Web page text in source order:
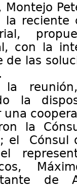
Montejo
la reciente
con la
de las
la
la
una
la
el Cónsul
de